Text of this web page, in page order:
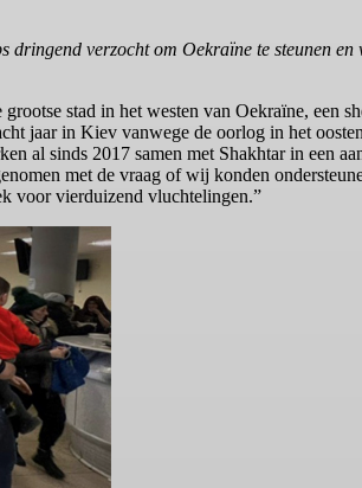
verzocht om Oekraïne te steunen
stad in het westen van Oekraïne, een
jaar in Kiev vanwege de oorlog in het
al sinds 2017 samen met Shakhtar in een
met de vraag of wij konden
voor vierduizend vluchtelingen.”